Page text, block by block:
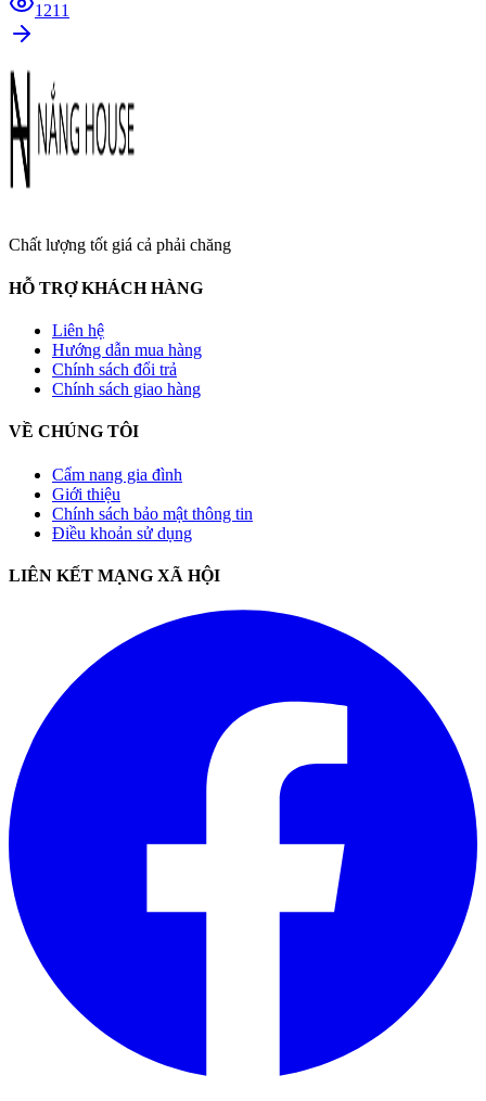
1211
Chất lượng tốt giá cả phải chăng
HỖ TRỢ KHÁCH HÀNG
Liên hệ
Hướng dẫn mua hàng
Chính sách đổi trả
Chính sách giao hàng
VỀ CHÚNG TÔI
Cẩm nang gia đình
Giới thiệu
Chính sách bảo mật thông tin
Điều khoản sử dụng
LIÊN KẾT MẠNG XÃ HỘI